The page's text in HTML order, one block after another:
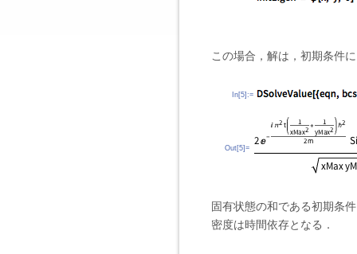
この場合，解は，初期条件
In[5]:=
Out[5]=
固有状態の和である初期条
密度は時間依存となる．